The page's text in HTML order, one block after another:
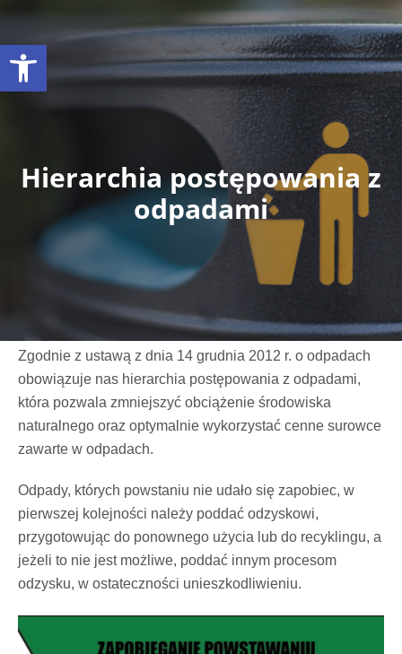
Hierarchia postępowania z
odpadami
Zgodnie z ustawą z dnia 14 grudnia 2012 r. o odpadach
obowiązuje nas hierarchia postępowania z odpadami,
która pozwala zmniejszyć obciążenie środowiska
naturalnego oraz optymalnie wykorzystać cenne surowce
zawarte w odpadach.
Odpady, których powstaniu nie udało się zapobiec, w
pierwszej kolejności należy poddać odzyskowi,
przygotowując do ponownego użycia lub do recyklingu, a
jeżeli to nie jest możliwe, poddać innym procesom
odzysku, w ostateczności unieszkodliwieniu.
Otwórz pasek narzędzi